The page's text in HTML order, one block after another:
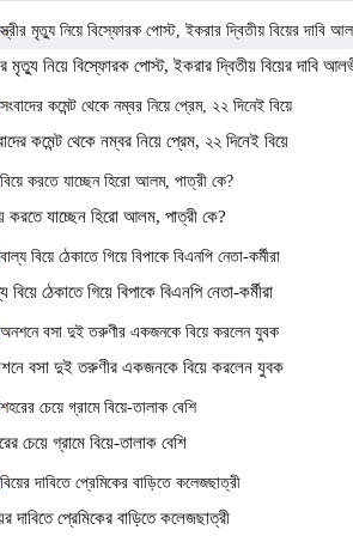
মৃত্যু নিয়ে বিস্ফোরক পোস্ট, ইকরার দ্বিতীয় বিয়ের দাবি
কমেন্ট থেকে নম্বর নিয়ে প্রেম, ২২ দিনেই বিয়ে
করতে যাচ্ছেন হিরো আলম, পাত্রী কে?
বিয়ে ঠেকাতে গিয়ে বিপাকে বিএনপি নেতা-কর্মীরা
বসা দুই তরুণীর একজনকে বিয়ে করলেন যুবক
চেয়ে গ্রামে বিয়ে-তালাক বেশি
দাবিতে প্রেমিকের বাড়িতে কলেজছাত্রী